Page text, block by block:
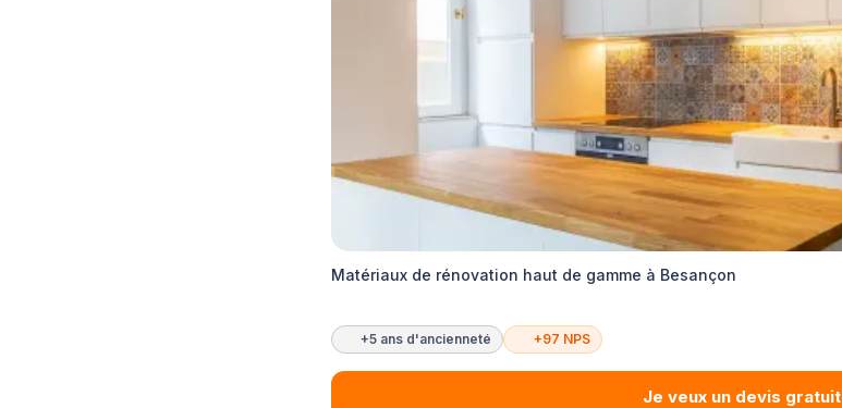
Matériaux de rénovation haut de gamme à Besançon
+5 ans d'ancienneté +97 NPS
Je veux un devis gratuit